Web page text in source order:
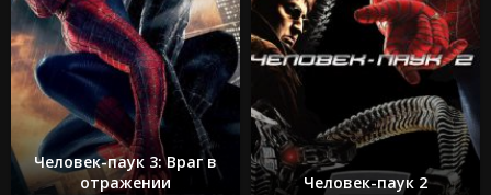
Человек-паук 3: Враг в
отражении
Человек-паук 2